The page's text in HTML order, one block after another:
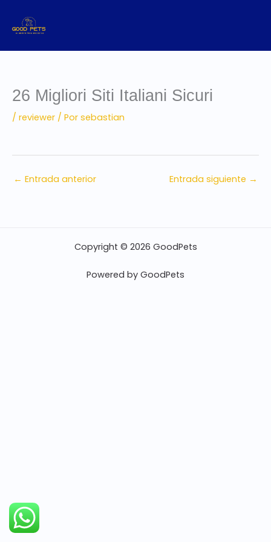
contenido
26 Migliori Siti Italiani Sicuri
/ reviewer / Por sebastian
← Entrada anterior Entrada siguiente →
Copyright © 2026 GoodPets
Powered by GoodPets